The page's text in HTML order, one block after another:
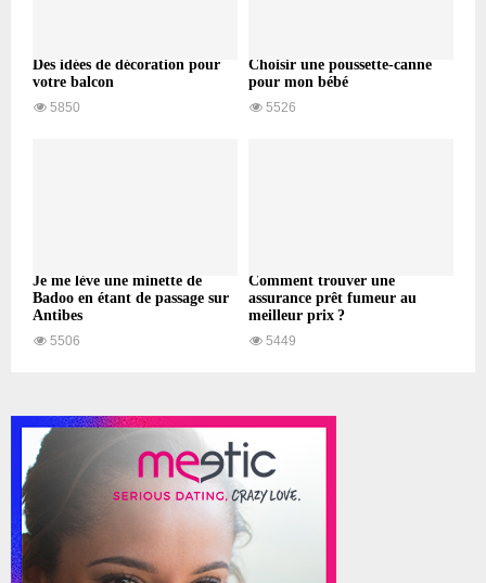
Des idées de décoration pour
votre balcon
5850
Choisir une poussette-canne
pour mon bébé
5526
Je me lève une minette de
Badoo en étant de passage sur
Antibes
5506
Comment trouver une
assurance prêt fumeur au
meilleur prix ?
5449